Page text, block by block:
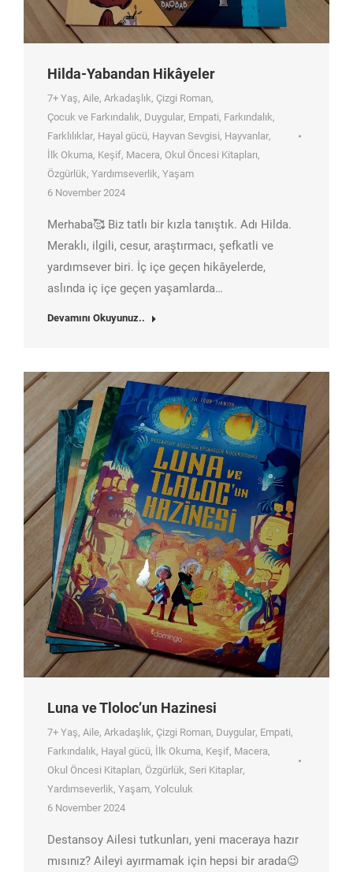
Hilda-Yabandan Hikâyeler
7+ Yaş, Aile, Arkadaşlık, Çizgi Roman,
Çocuk ve Farkındalık, Duygular, Empati, Farkındalık,
Farklılıklar, Hayal gücü, Hayvan Sevgisi, Hayvanlar,
İlk Okuma, Keşif, Macera, Okul Öncesi Kitapları,
Özgürlük, Yardımseverlik, Yaşam
6 November 2024
Merhaba🥰 Biz tatlı bir kızla tanıştık. Adı Hilda.
Meraklı, ilgili, cesur, araştırmacı, şefkatli ve
yardımsever biri. İç içe geçen hikâyelerde,
aslında iç içe geçen yaşamlarda…
Devamını Okuyunuz..
Luna ve Tloloc’un Hazinesi
7+ Yaş, Aile, Arkadaşlık, Çizgi Roman, Duygular, Empati,
Farkındalık, Hayal gücü, İlk Okuma, Keşif, Macera,
Okul Öncesi Kitapları, Özgürlük, Seri Kitaplar,
Yardımseverlik, Yaşam, Yolculuk
6 November 2024
Destansoy Ailesi tutkunları, yeni maceraya hazır
mısınız? Aileyi ayırmamak için hepsi bir arada😉